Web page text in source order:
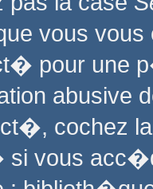
vous
pour une
abusive
cochez
vous